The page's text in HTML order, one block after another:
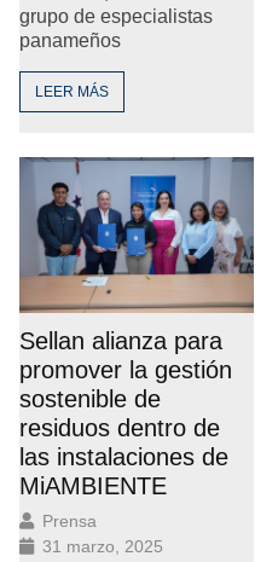
grupo de especialistas
panameños
LEER MÁS
Sellan alianza para
promover la gestión
sostenible de
residuos dentro de
las instalaciones de
MiAMBIENTE
Prensa
31 marzo, 2025